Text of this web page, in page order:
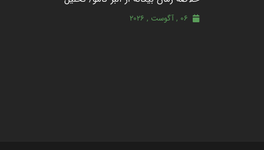
06 , آگوست , 2026